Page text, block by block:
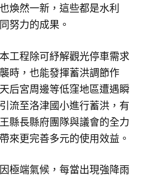
煥然一新，這些都是水利
努力的成果。
工程除可紓解觀光停車需求
時，也能發揮蓄洪調節作
后宮周邊等低窪地區遭遇瞬
流至洛津國小進行蓄洪，有
縣長縣府團隊與議會的全力
來更完善多元的使用效益。
極端氣候，每當出現強降雨